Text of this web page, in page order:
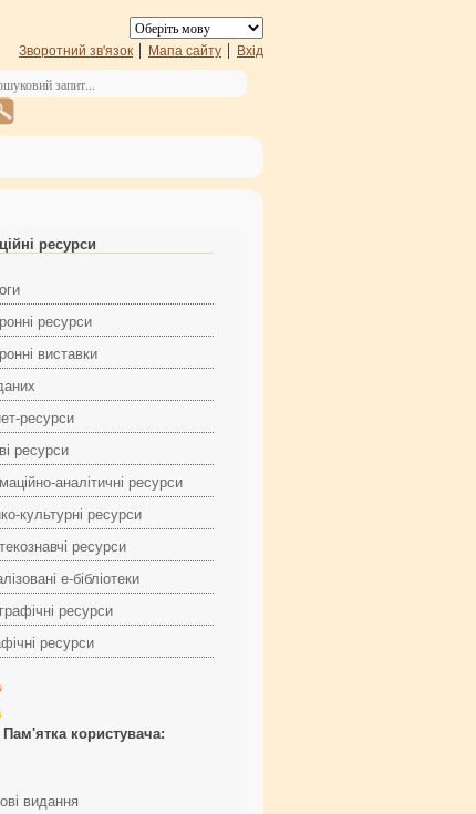
Зворотний зв'язок Мапа сайту Вхід
ресурси
ресурси
виставки
ресурси
ресурси
аналітичні ресурси
культурні ресурси
ресурси
е-бібліотеки
ресурси
ресурси
Пам'ятка користувача:
видання